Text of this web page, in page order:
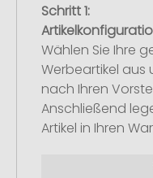
Schritt 1:
Wählen Sie Ihre
Werbeartikel aus
nach Ihren
Anschließend
Artikel in Ihren